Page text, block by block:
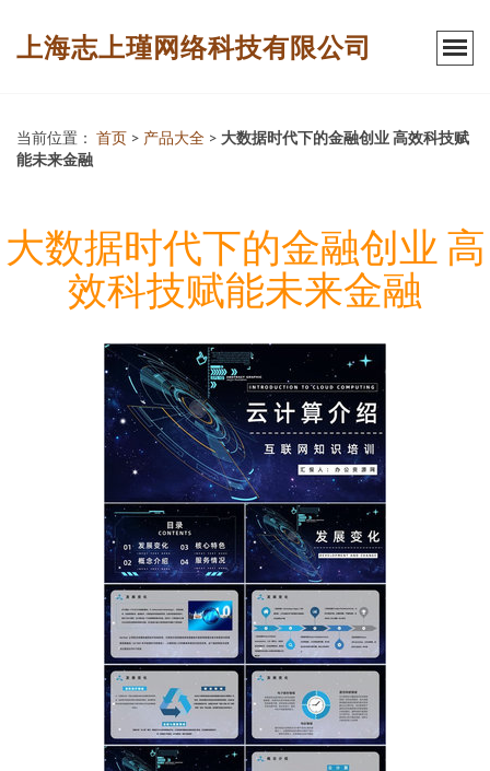
上海志上瑾网络科技有限公司
当前位置： 首页 > 产品大全 > 大数据时代下的金融创业 高效科技赋
能未来金融
大数据时代下的金融创业 高
效科技赋能未来金融